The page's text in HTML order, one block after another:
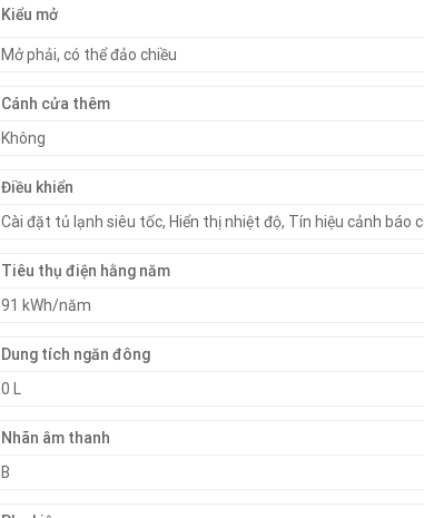
Kiểu mở
Mở phải, có thể đảo chiều
Cánh cửa thêm
Không
Điều khiển
Cài đặt tủ lạnh siêu tốc, Hiển thị nhiệt độ, Tín hiệu cảnh báo
Tiêu thụ điện hằng năm
91 kWh/năm
Dung tích ngăn đông
0 L
Nhãn âm thanh
B